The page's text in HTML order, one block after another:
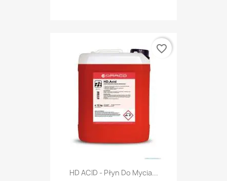
HD ACID - Płyn Do Mycia...
favorite_border